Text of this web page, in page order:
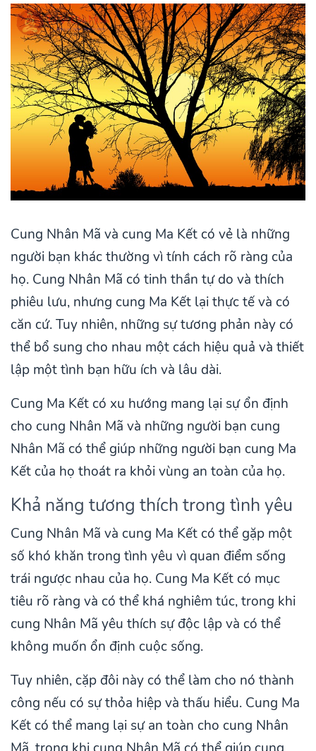
Cung Nhân Mã và cung Ma Kết có vẻ là những
người bạn khác thường vì tính cách rõ ràng của
họ. Cung Nhân Mã có tinh thần tự do và thích
phiêu lưu, nhưng cung Ma Kết lại thực tế và có
căn cứ. Tuy nhiên, những sự tương phản này có
thể bổ sung cho nhau một cách hiệu quả và thiết
lập một tình bạn hữu ích và lâu dài.
Cung Ma Kết có xu hướng mang lại sự ổn định
cho cung Nhân Mã và những người bạn cung
Nhân Mã có thể giúp những người bạn cung Ma
Kết của họ thoát ra khỏi vùng an toàn của họ.
Khả năng tương thích trong tình yêu
Cung Nhân Mã và cung Ma Kết có thể gặp một
số khó khăn trong tình yêu vì quan điểm sống
trái ngược nhau của họ. Cung Ma Kết có mục
tiêu rõ ràng và có thể khá nghiêm túc, trong khi
cung Nhân Mã yêu thích sự độc lập và có thể
không muốn ổn định cuộc sống.
Tuy nhiên, cặp đôi này có thể làm cho nó thành
công nếu có sự thỏa hiệp và thấu hiểu. Cung Ma
Kết có thể mang lại sự an toàn cho cung Nhân